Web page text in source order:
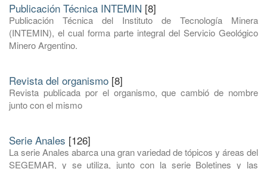
Publicación Técnica INTEMIN [8]
Publicación Técnica del Instituto de Tecnología Minera
(INTEMIN), el cual forma parte integral del Servicio Geológico
Minero Argentino.
Revista del organismo [8]
Revista publicada por el organismo, que cambió de nombre
junto con el mismo
Serie Anales [126]
La serie Anales abarca una gran variedad de tópicos y áreas del
SEGEMAR, y se utiliza, junto con la serie Boletines y las